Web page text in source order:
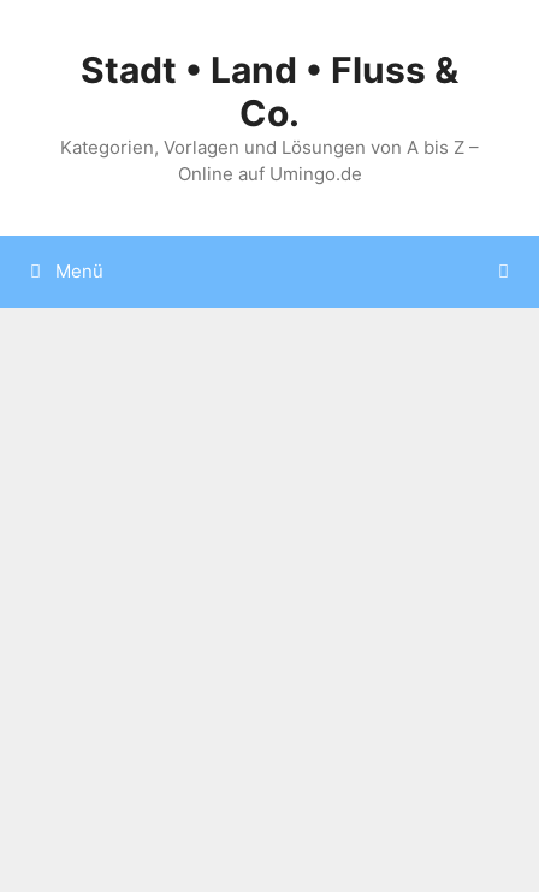
springenStadt • Land • Fluss &
Co.
Kategorien, Vorlagen und Lösungen von A bis Z –
Online auf Umingo.de
Menü